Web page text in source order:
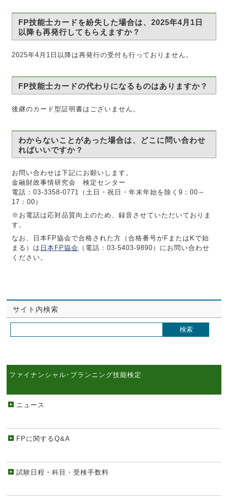
FP技能士カードを紛失した場合は、2025年4月1日
以降も再発行してもらえますか？
2025年4月1日以降は再発行の受付も行っておりません。
FP技能士カードの代わりになるものはありますか？
後継のカード型証明書はございません。
わからないことがあった場合は、どこに問い合わせ
ればいいですか？
お問い合わせは下記にお願いします。
金融財政事情研究会 検定センター
電話：03-3358-0771（土日・祝日・年末年始を除く9：00～
17：00）
※お電話は応対品質向上のため、録音させていただいておりま
す。
なお、日本FP協会で合格された方（合格番号がFまたはKで始
まる）は 日本FP協会
（電話：03-5403-9890）にお問い合わせ
ください。
サイト内検索
ファイナンシャル･プランニング技能検定
ニュース
FPに関するQ&A
試験日程・科目・受検手数料